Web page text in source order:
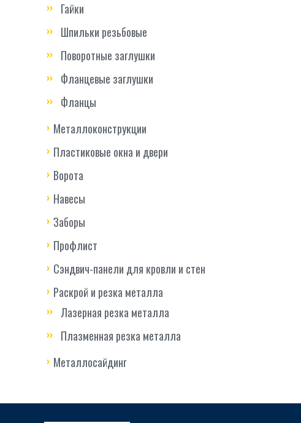
Гайки
Шпильки резьбовые
Поворотные заглушки
Фланцевые заглушки
Фланцы
Металлоконструкции
Пластиковые окна и двери
Ворота
Навесы
Заборы
Профлист
Сэндвич-панели для кровли и стен
Раскрой и резка металла
Лазерная резка металла
Плазменная резка металла
Металлосайдинг